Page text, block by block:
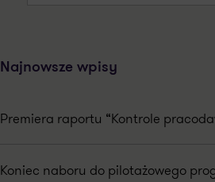
Najnowsze wpisy
Premiera raportu “Kontrole
Koniec naboru do pilotażowego